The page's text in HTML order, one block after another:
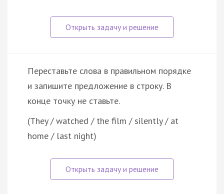
Переставьте слова в правильном порядке
и запишите предложение в строку. В
конце точку не ставьте.
(They / watched / the film / silently / at
home / last night)